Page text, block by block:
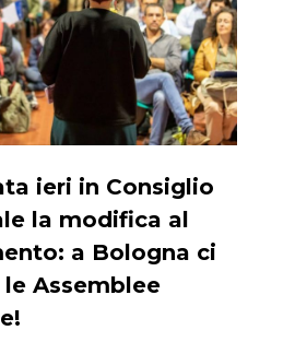
ieri in Consiglio
la modifica al
a Bologna ci
le Assemblee